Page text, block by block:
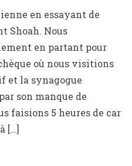
en essayant de
Shoah. Nous
en partant pour
où nous visitions
et la synagogue
son manque de
faisions 5 heures de car
[…]